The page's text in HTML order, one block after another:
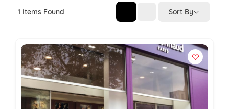
1 Items Found Sort By